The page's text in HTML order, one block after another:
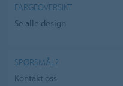
FARGEOVERSIKT
Se alle design
SPØRSMÅL?
Kontakt oss